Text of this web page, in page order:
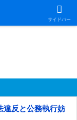
サイドバー
違反と公務執行妨